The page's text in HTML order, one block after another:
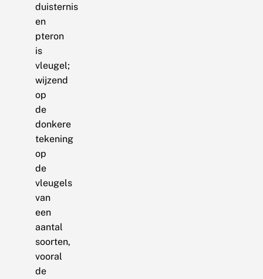
duisternis
en
pteron
is
vleugel;
wijzend
op
de
donkere
tekening
op
de
vleugels
van
een
aantal
soorten,
vooral
de